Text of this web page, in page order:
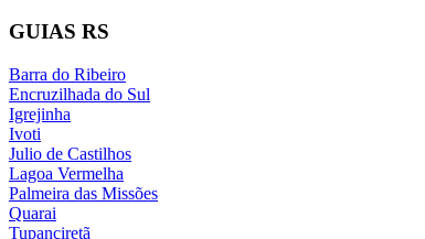
GUIAS RS
Barra do Ribeiro
Encruzilhada do Sul
Igrejinha
Ivoti
Julio de Castilhos
Lagoa Vermelha
Palmeira das Missões
Quarai
Tupanciretã